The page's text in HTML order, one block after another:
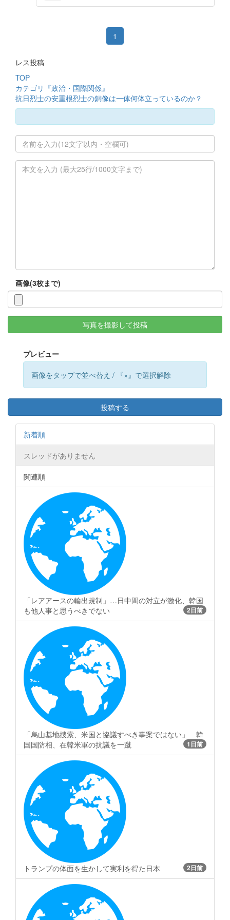
1
レス投稿
TOP
カテゴリ『政治・国際関係』
抗日烈士の安重根烈士の銅像は一体何体立っているのか？
画像(3枚まで)
写真を撮影して投稿
プレビュー
画像をタップで並べ替え / 『×』で選択解除
投稿する
新着順
スレッドがありません
関連順
「レアアースの輸出規制」…日中間の対立が激化、韓国
も他人事と思うべきでない
2日前
「烏山基地捜索、米国と協議すべき事案ではない」 韓
国国防相、在韓米軍の抗議を一蹴
1日前
トランプの体面を生かして実利を得た日本 2日前